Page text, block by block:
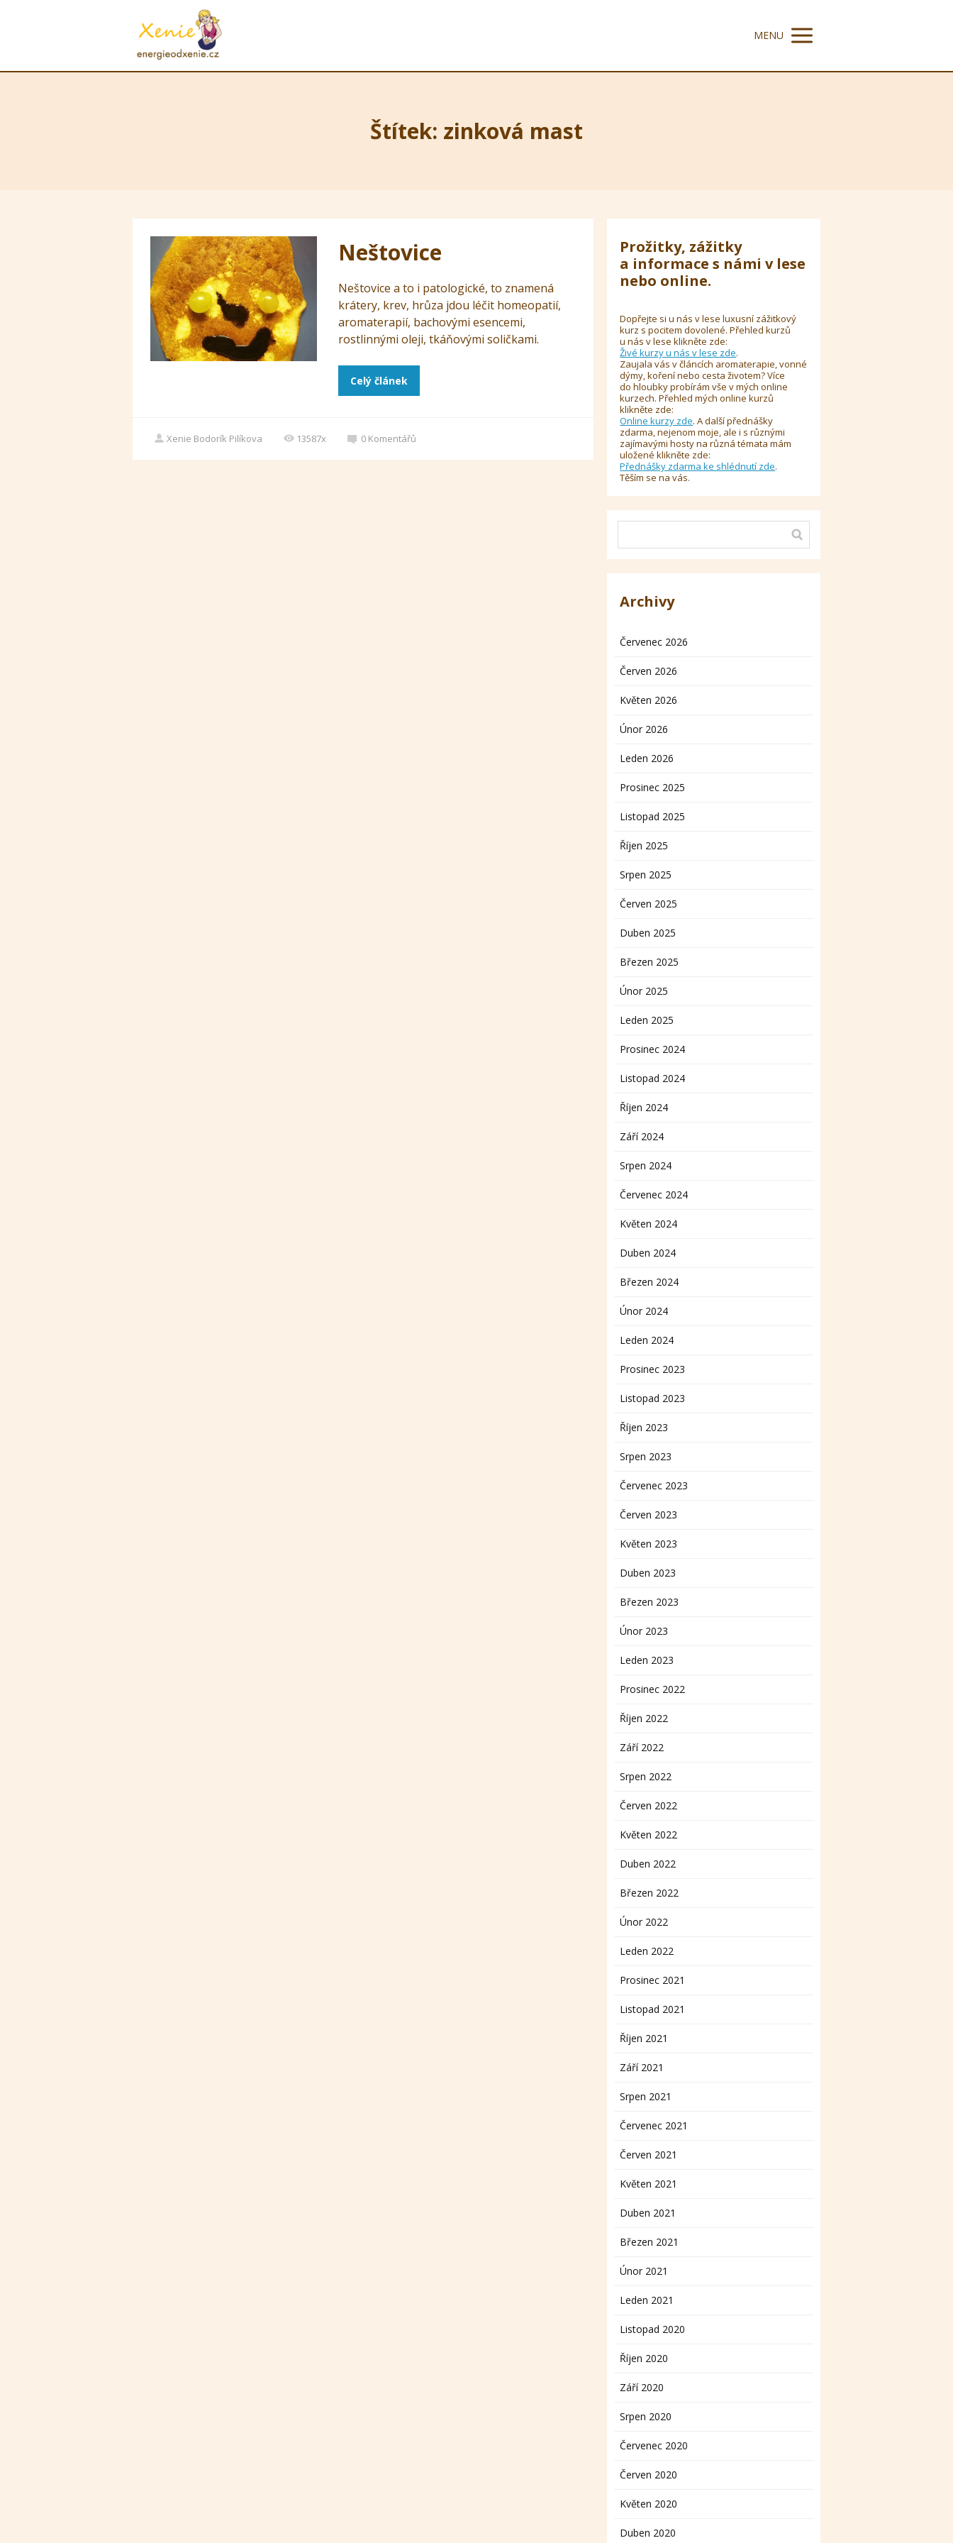
MENU
Štítek: zinková mast
Neštovice
Neštovice a to i patologické, to znamená
krátery, krev, hrůza jdou léčit homeopatií,
aromaterapií, bachovými esencemi,
rostlinnými oleji, tkáňovými soličkami.
Celý článek
Xenie Bodorík Pilíkova 13587x 0 Komentářů
Prožitky, zážitky
a informace s námi v lese
nebo online.
Dopřejte si u nás v lese luxusní zážitkový
kurz s pocitem dovolené. Přehled kurzů
u nás v lese klikněte zde:
Živé kurzy u nás v lese zde.
Zaujala vás v článcích aromaterapie, vonné
dýmy, koření nebo cesta životem? Více
do hloubky probírám vše v mých online
kurzech. Přehled mých online kurzů
klikněte zde:
Online kurzy zde. A další přednášky
zdarma, nejenom moje, ale i s různými
zajímavými hosty na různá témata mám
uložené klikněte zde:
Přednášky zdarma ke shlédnutí zde.
Těším se na vás.
Archivy
Červenec 2026
Červen 2026
Květen 2026
Únor 2026
Leden 2026
Prosinec 2025
Listopad 2025
Říjen 2025
Srpen 2025
Červen 2025
Duben 2025
Březen 2025
Únor 2025
Leden 2025
Prosinec 2024
Listopad 2024
Říjen 2024
Září 2024
Srpen 2024
Červenec 2024
Květen 2024
Duben 2024
Březen 2024
Únor 2024
Leden 2024
Prosinec 2023
Listopad 2023
Říjen 2023
Srpen 2023
Červenec 2023
Červen 2023
Květen 2023
Duben 2023
Březen 2023
Únor 2023
Leden 2023
Prosinec 2022
Říjen 2022
Září 2022
Srpen 2022
Červen 2022
Květen 2022
Duben 2022
Březen 2022
Únor 2022
Leden 2022
Prosinec 2021
Listopad 2021
Říjen 2021
Září 2021
Srpen 2021
Červenec 2021
Červen 2021
Květen 2021
Duben 2021
Březen 2021
Únor 2021
Leden 2021
Listopad 2020
Říjen 2020
Září 2020
Srpen 2020
Červenec 2020
Červen 2020
Květen 2020
Duben 2020